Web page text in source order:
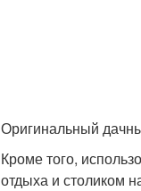
Оригинальный
Кроме того,
отдыха и столиком